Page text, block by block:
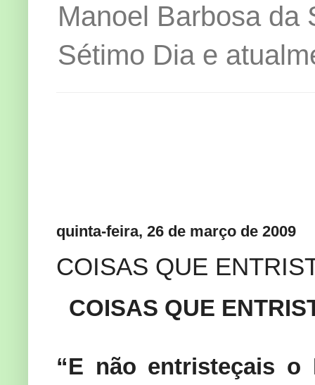
Manoel Barbosa da
Sétimo Dia e
quinta-feira, 26 de março de 2009
COISAS QUE
COISAS QUE
“E não entristeçais